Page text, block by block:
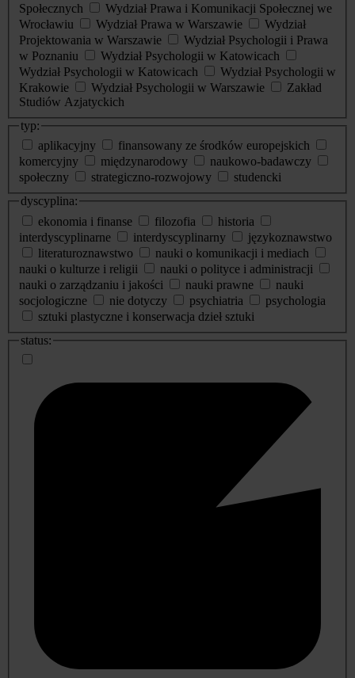
Społecznych
Wydział Prawa i Komunikacji Społecznej we
Wrocławiu
Wydział Prawa w Warszawie
Wydział
Projektowania w Warszawie
Wydział Psychologii i Prawa
w Poznaniu
Wydział Psychologii w Katowicach
Wydział Psychologii w Katowicach
Wydział Psychologii w
Krakowie
Wydział Psychologii w Warszawie
Zakład
Studiów Azjatyckich
typ:
aplikacyjny
finansowany ze środków europejskich
komercyjny
międzynarodowy
naukowo-badawczy
społeczny
strategiczno-rozwojowy
studencki
dyscyplina:
ekonomia i finanse
filozofia
historia
interdyscyplinarne
interdyscyplinarny
językoznawstwo
literaturoznawstwo
nauki o komunikacji i mediach
nauki o kulturze i religii
nauki o polityce i administracji
nauki o zarządzaniu i jakości
nauki prawne
nauki
socjologiczne
nie dotyczy psychiatria
psychologia
sztuki plastyczne i konserwacja dzieł sztuki
status: